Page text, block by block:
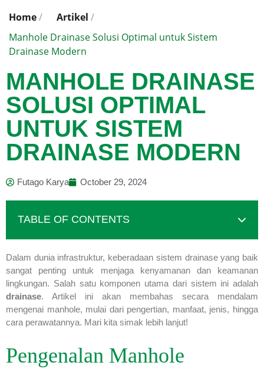
Home/ Artikel /
Manhole Drainase Solusi Optimal untuk Sistem
Drainase Modern
MANHOLE DRAINASE
SOLUSI OPTIMAL
UNTUK SISTEM
DRAINASE MODERN
Futago Karya October 29, 2024
TABLE OF CONTENTS
Dalam dunia infrastruktur, keberadaan sistem drainase yang baik
sangat penting untuk menjaga kenyamanan dan keamanan
lingkungan. Salah satu komponen utama dari sistem ini adalah
drainase. Artikel ini akan membahas secara mendalam
mengenai manhole, mulai dari pengertian, manfaat, jenis, hingga
cara perawatannya. Mari kita simak lebih lanjut!
Pengenalan Manhole